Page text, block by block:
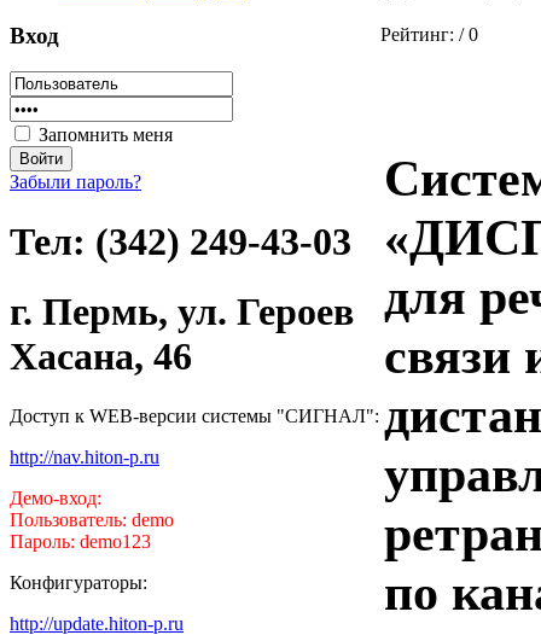
Вход
Запомнить меня
Забыли пароль?
Тел: (342) 249-43-03
г. Пермь, ул. Героев
Хасана, 46
Доступ к WEB-версии системы "СИГНАЛ":
http://nav.hiton-p.ru
Демо-вход:
Пользователь: demo
Пароль: demo123
Конфигураторы:
http://update.hiton-p.ru
Рейтинг: / 0
для
связи
по